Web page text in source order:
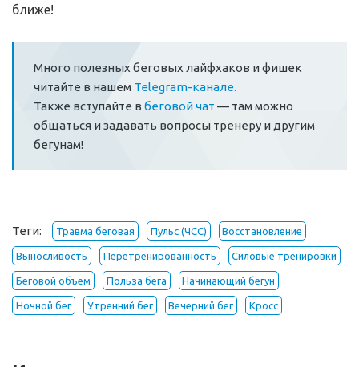
ближе!
Много полезных беговых лайфхаков и фишек
читайте в нашем Telegram-канале.
Также вступайте в беговой чат — там можно
общаться и задавать вопросы тренеру и другим
бегунам!
Теги: Травма беговая Пульс (ЧСС) Восстановление
Выносливость Перетренированность Силовые тренировки
Беговой объем Польза бега Начинающий бегун
Ночной бег Утренний бег Вечерний бег Кросс